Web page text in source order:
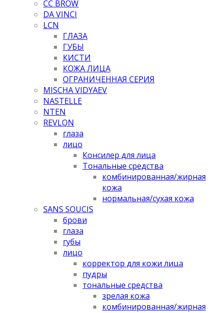
CC BROW
DA VINCI
LCN
ГЛАЗА
ГУБЫ
КИСТИ
КОЖА ЛИЦА
ОГРАНИЧЕННАЯ СЕРИЯ
MISCHA VIDYAEV
NASTELLE
NTEN
REVLON
глаза
лицо
Консилер для лица
Тональные средства
комбинированная/жирная
кожа
нормальная/cухая кожа
SANS SOUCIS
брови
глаза
губы
лицо
корректор для кожи лица
пудры
тональные средства
зрелая кожа
комбинированная/жирная